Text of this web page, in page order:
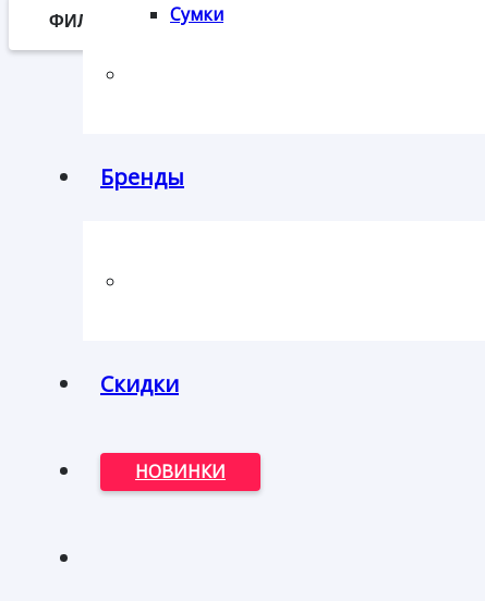
Сумки
Бренды
Скидки
НОВИНКИ
ФИЛЬТР